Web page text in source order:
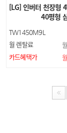
[LG] 인버터 천장형
40평형
TW1450M9L
월 렌탈료 월
카드혜택가
월